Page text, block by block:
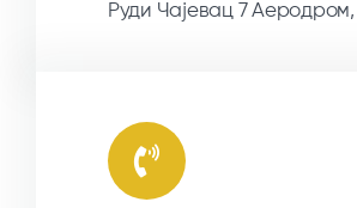
Руди Чајевац 7 Аеродром,